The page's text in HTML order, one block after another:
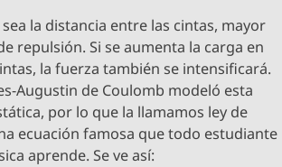
la distancia entre las cintas, mayor
repulsión. Si se aumenta la carga en
la fuerza también se intensificará.
Augustin de Coulomb modeló esta
por lo que la llamamos ley de
ecuación famosa que todo estudiante
aprende. Se ve así: